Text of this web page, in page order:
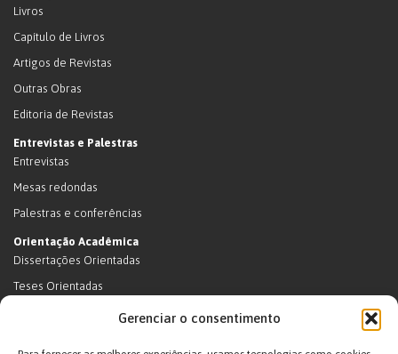
Gerenciar o consentimento
Livros
Capítulo de Livros
Artigos de Revistas
Outras Obras
Editoria de Revistas
Entrevistas e Palestras
Entrevistas
Mesas redondas
Palestras e conferências
Orientação Acadêmica
Dissertações Orientadas
Teses Orientadas
Livros (dissertações e teses)